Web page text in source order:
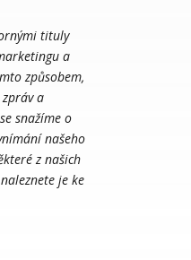
tituly
a
způsobem,
a
snažíme o
našeho
z našich
je ke